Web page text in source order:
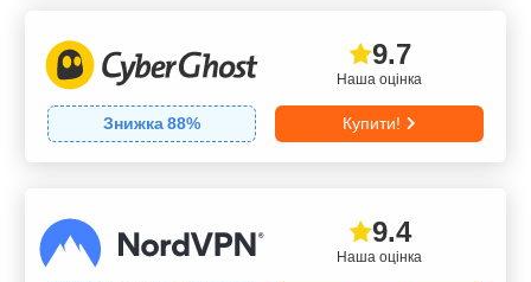
Наша оцінка
9.7
Знижка88% Купити!
Наша оцінка
9.4